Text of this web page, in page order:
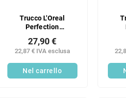
Trucco L'Oreal
Perfection
120
22,87 € IVA esclusa
27,90 €
Nel carrello